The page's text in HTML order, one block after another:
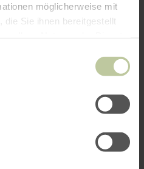
möglicherweise mit
die Sie ihnen bereitgestellt
für